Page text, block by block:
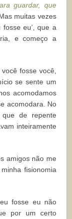
guardar, que
muitas vezes
eu’, que a
e começo a
fosse você,
se sente um
acomodamos
acomodara. No
de repente
inteiramente
amigos não me
fisionomia
fosse eu não
por um certo